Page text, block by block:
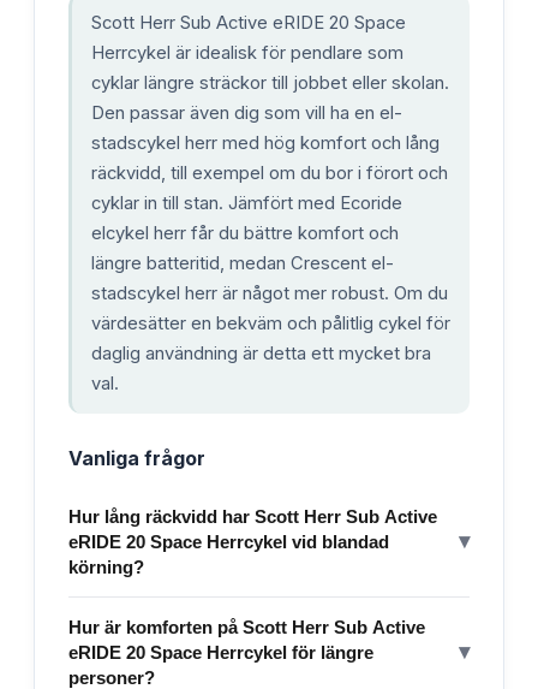
Scott Herr Sub Active eRIDE 20 Space
Herrcykel är idealisk för pendlare som
cyklar längre sträckor till jobbet eller skolan.
Den passar även dig som vill ha en el-
stadscykel herr med hög komfort och lång
räckvidd, till exempel om du bor i förort och
cyklar in till stan. Jämfört med Ecoride
elcykel herr får du bättre komfort och
längre batteritid, medan Crescent el-
stadscykel herr är något mer robust. Om du
värdesätter en bekväm och pålitlig cykel för
daglig användning är detta ett mycket bra
val.
Vanliga frågor
Hur lång räckvidd har Scott Herr Sub Active
eRIDE 20 Space Herrcykel vid blandad
körning?
▾
Hur är komforten på Scott Herr Sub Active
eRIDE 20 Space Herrcykel för längre
personer?
▾